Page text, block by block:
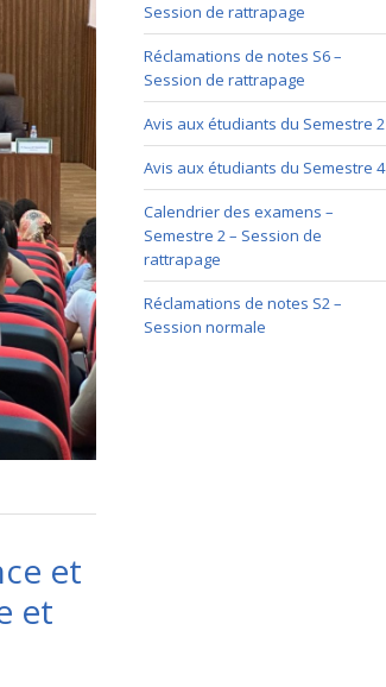
et
et
Session de rattrapage
Réclamations de notes S6 –
Session de rattrapage
Avis aux étudiants du Semestre 2
Avis aux étudiants du Semestre 4
Calendrier des examens –
Semestre 2 – Session de
rattrapage
Réclamations de notes S2 –
Session normale